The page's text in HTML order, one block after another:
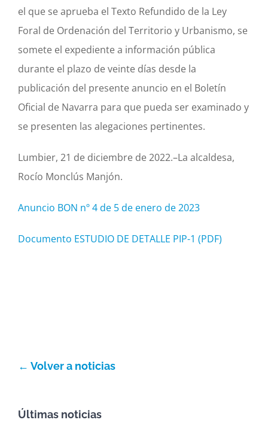
el que se aprueba el Texto Refundido de la Ley
Foral de Ordenación del Territorio y Urbanismo, se
somete el expediente a información pública
durante el plazo de veinte días desde la
publicación del presente anuncio en el Boletín
Oficial de Navarra para que pueda ser examinado y
se presenten las alegaciones pertinentes.
Lumbier, 21 de diciembre de 2022.–La alcaldesa,
Rocío Monclús Manjón.
Anuncio BON nº 4 de 5 de enero de 2023
Documento ESTUDIO DE DETALLE PIP-1 (PDF)
← Volver a noticias
Últimas noticias